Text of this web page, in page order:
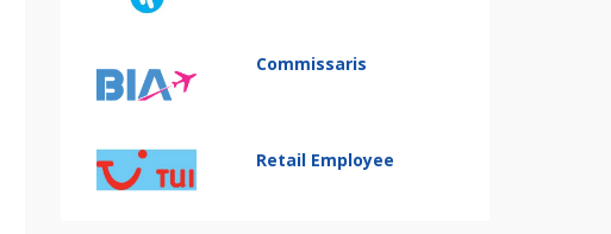
Commissaris
Retail Employee